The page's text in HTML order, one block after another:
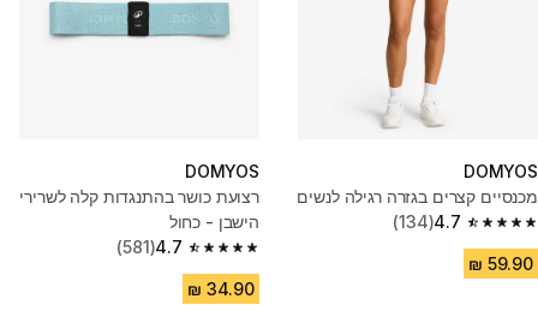
DOMYOS
מכנסיים קצרים בגזרה רגילה לנשים
4.7
4.7 out of 5 stars from 134 reviews
(134)
DOMYOS
רצועת כושר בהתנגדות קלה לשרירי
הישבן - כחול
4.7
4.7 out of 5 stars from 581 reviews
(581)